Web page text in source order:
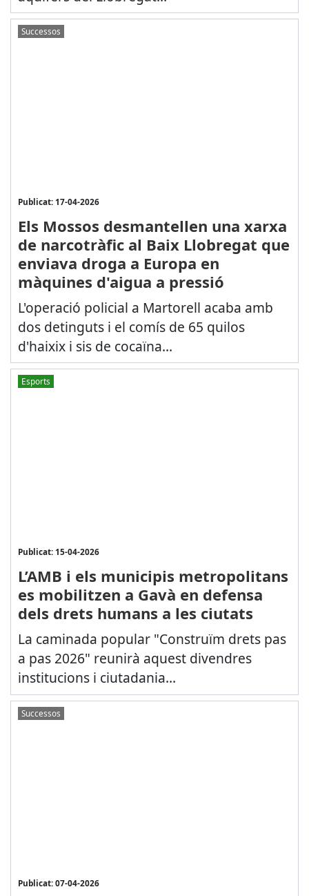
Successos
Publicat: 17-04-2026
Els Mossos desmantellen una xarxa
de narcotràfic al Baix Llobregat que
enviava droga a Europa en
màquines d'aigua a pressió
L'operació policial a Martorell acaba amb
dos detinguts i el comís de 65 quilos
d'haixix i sis de cocaïna...
Esports
Publicat: 15-04-2026
L’AMB i els municipis metropolitans
es mobilitzen a Gavà en defensa
dels drets humans a les ciutats
La caminada popular "Construïm drets pas
a pas 2026" reunirà aquest divendres
institucions i ciutadania...
Successos
Publicat: 07-04-2026